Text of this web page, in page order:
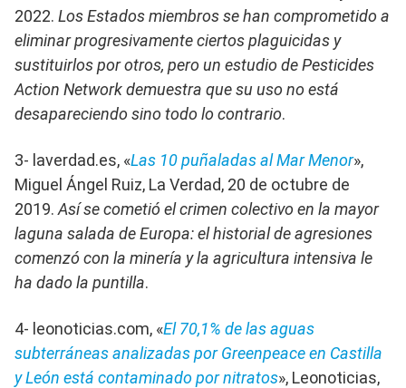
2022. Los Estados miembros se han comprometido a
eliminar progresivamente ciertos plaguicidas y
sustituirlos por otros, pero un estudio de Pesticides
Action Network demuestra que su uso no está
desapareciendo sino todo lo contrario.
3- laverdad.es, «Las 10 puñaladas al Mar Menor»,
Miguel Ángel Ruiz, La Verdad, 20 de octubre de
2019. Así se cometió el crimen colectivo en la mayor
laguna salada de Europa: el historial de agresiones
comenzó con la minería y la agricultura intensiva le
ha dado la puntilla.
4- leonoticias.com, «El 70,1% de las aguas
subterráneas analizadas por Greenpeace en Castilla
y León está contaminado por nitratos», Leonoticias,